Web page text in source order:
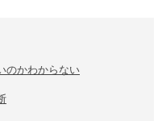
のかわからない